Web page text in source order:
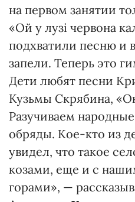
на первом занятии
«Ой у лузі червона
подхватили песню и
запели. Теперь это
Дети любят песни
Кузьмы Скрябина,
Разучиваем
обряды. Кое-кто из
увидел, что такое
козами, еще и с
горами», —